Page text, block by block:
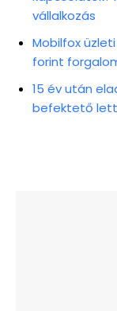
vállalkozás
Mobilfox
forint
15 év után
befektető